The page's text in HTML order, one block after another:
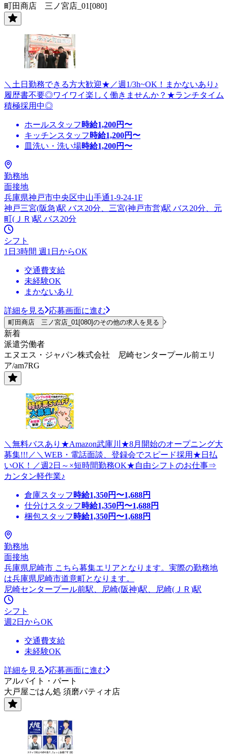
町田商店 三ノ宮店_01[080]
＼土日勤務できる方大歓迎★／週1/3h~OK！まかないあり♪
履歴書不要◎ワイワイ楽しく働きませんか？★ランチタイム
積極採用中◎
ホールスタッフ 時給1,200円〜
キッチンスタッフ 時給1,200円〜
皿洗い・洗い場時給1,200円〜
勤務地
面接地
兵庫県神戸市中央区中山手通1-9-24-1F
神戸三宮(阪急)駅 バス20分、三宮(神戸市営)駅 バス20分、元
町(ＪＲ)駅 バス20分
シフト
1日3時間 週1日からOK
交通費支給
未経験OK
まかないあり
詳細を見る 応募画面に進む
町田商店 三ノ宮店_01[080]のその他の求人を見る
新着
派遣労働者
エヌエス・ジャパン株式会社 尼崎センタープール前エリ
ア/am7RG
＼無料バスあり★Amazon武庫川★8月開始のオープニング大
募集!!!／＼WEB・電話面談、登録会でスピード採用★日払
いOK！／週2日～×短時間勤務OK★自由シフトのお仕事⇒
カンタン軽作業♪
倉庫スタッフ 時給1,350円〜1,688円
仕分けスタッフ 時給1,350円〜1,688円
梱包スタッフ 時給1,350円〜1,688円
勤務地
面接地
兵庫県尼崎市 こちら募集エリアとなります。実際の勤務地
は兵庫県尼崎市道意町となります。
尼崎センタープール前駅、尼崎(阪神)駅、尼崎(ＪＲ)駅
シフト
週2日からOK
交通費支給
未経験OK
詳細を見る
応募画面に進む
アルバイト・パート
大戸屋ごはん処 須磨パティオ店